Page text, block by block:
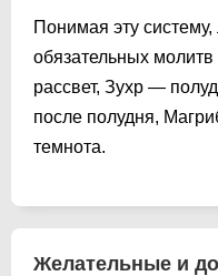
Понимая эту систему,
обязательных
рассвет, Зухр —
после полудня,
темнота.
Желательные и